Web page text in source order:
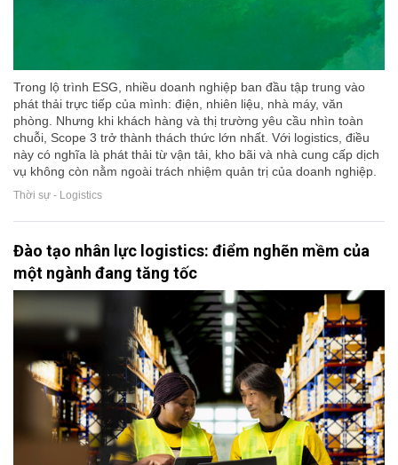
Trong lộ trình ESG, nhiều doanh nghiệp ban đầu tập trung vào
phát thải trực tiếp của mình: điện, nhiên liệu, nhà máy, văn
phòng. Nhưng khi khách hàng và thị trường yêu cầu nhìn toàn
chuỗi, Scope 3 trở thành thách thức lớn nhất. Với logistics, điều
này có nghĩa là phát thải từ vận tải, kho bãi và nhà cung cấp dịch
vụ không còn nằm ngoài trách nhiệm quản trị của doanh nghiệp.
Thời sự - Logistics
Đào tạo nhân lực logistics: điểm nghẽn mềm của
một ngành đang tăng tốc